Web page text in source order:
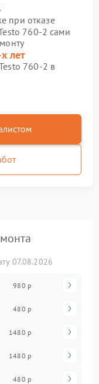
при отказе
760-2 сами
лет
760-2 в
07.08.2026
980 р
480 р
1480 р
1480 р
480 р